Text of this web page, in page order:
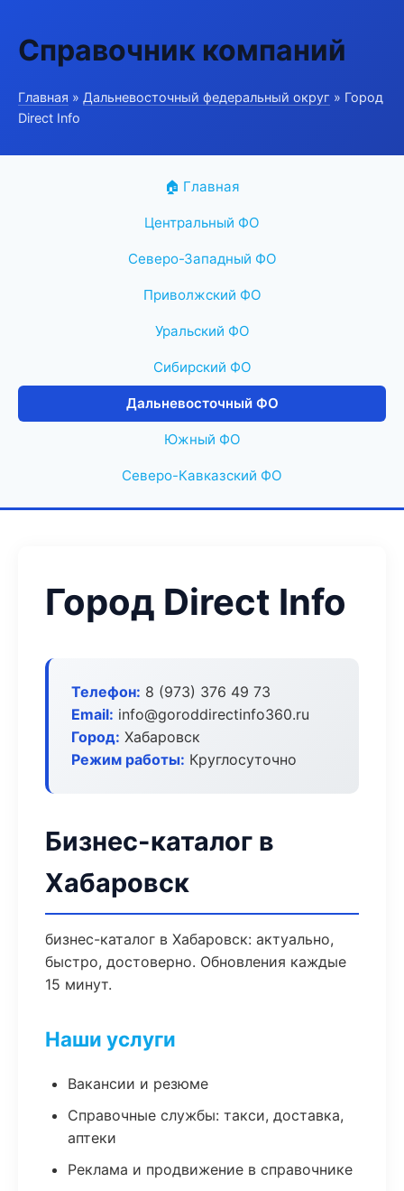
Справочник компаний
Главная » Дальневосточный федеральный округ » Город
Direct Info
🏠 Главная
Центральный ФО
Северо-Западный ФО
Приволжский ФО
Уральский ФО
Сибирский ФО
Дальневосточный ФО
Южный ФО
Северо-Кавказский ФО
Город Direct Info
Телефон: 8 (973) 376 49 73
Email: info@goroddirectinfo360.ru
Город: Хабаровск
Режим работы: Круглосуточно
Бизнес-каталог в
Хабаровск
бизнес-каталог в Хабаровск: актуально,
быстро, достоверно. Обновления каждые
15 минут.
Наши услуги
Вакансии и резюме
Справочные службы: такси, доставка,
аптеки
Реклама и продвижение в справочнике